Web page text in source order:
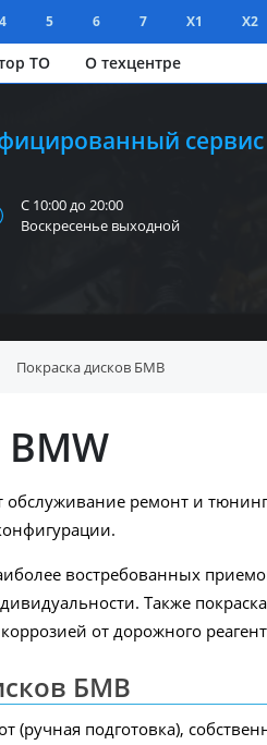
4 5 6 7 X1 X2
ТО О техцентре
сервис
С 10:00 до 20:00
Воскресенье выходной
Покраска дисков БМВ
обслуживание ремонт и
востребованных
Также
от дорожного
БМВ
(ручная подготовка),